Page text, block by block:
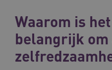
Waarom is
belangrijk om